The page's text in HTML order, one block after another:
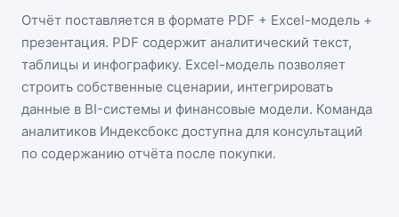
Отчёт поставляется в формате PDF + Excel-модель +
презентация. PDF содержит аналитический текст,
таблицы и инфографику. Excel-модель позволяет
строить собственные сценарии, интегрировать
данные в BI-системы и финансовые модели. Команда
аналитиков Индексбокс доступна для консультаций
по содержанию отчёта после покупки.